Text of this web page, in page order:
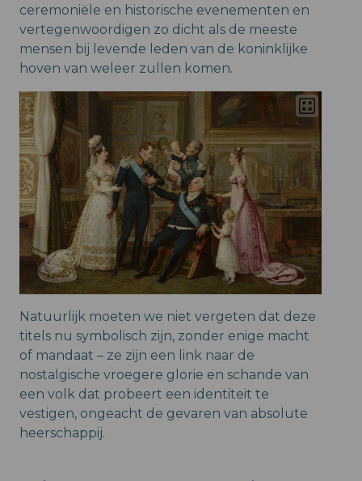
ceremoniële en historische evenementen en
vertegenwoordigen zo dicht als de meeste
mensen bij levende leden van de koninklijke
hoven van weleer zullen komen.
Natuurlijk moeten we niet vergeten dat deze
titels nu symbolisch zijn, zonder enige macht
of mandaat – ze zijn een link naar de
nostalgische vroegere glorie en schande van
een volk dat probeert een identiteit te
vestigen, ongeacht de gevaren van absolute
heerschappij.